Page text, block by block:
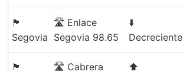
🏴
Segovia
🛣️ Enlace
Segovia 98.65
⬇️
Decreciente
🏴
🛣️ Cabrera
⬆️